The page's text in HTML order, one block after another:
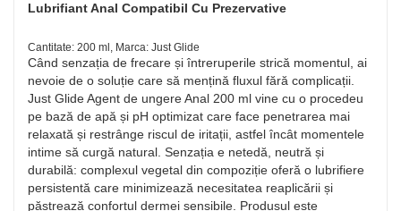
Lubrifiant Anal Compatibil Cu Prezervative
Cantitate: 200 ml, Marca: Just Glide
Când senzația de frecare și întreruperile strică momentul, ai
nevoie de o soluție care să mențină fluxul fără complicații.
Just Glide Agent de ungere Anal 200 ml vine cu o procedeu
pe bază de apă și pH optimizat care face penetrarea mai
relaxată și restrânge riscul de iritații, astfel încât momentele
intime să curgă natural. Senzația e netedă, neutră și
durabilă: complexul vegetal din compoziție oferă o lubrifiere
persistentă care minimizează necesitatea reaplicării și
păstrează confortul dermei sensibile. Produsul este